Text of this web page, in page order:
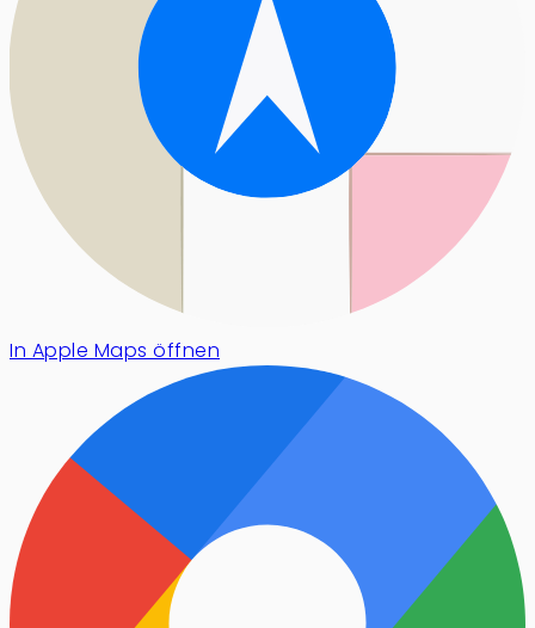
In Apple Maps öffnen